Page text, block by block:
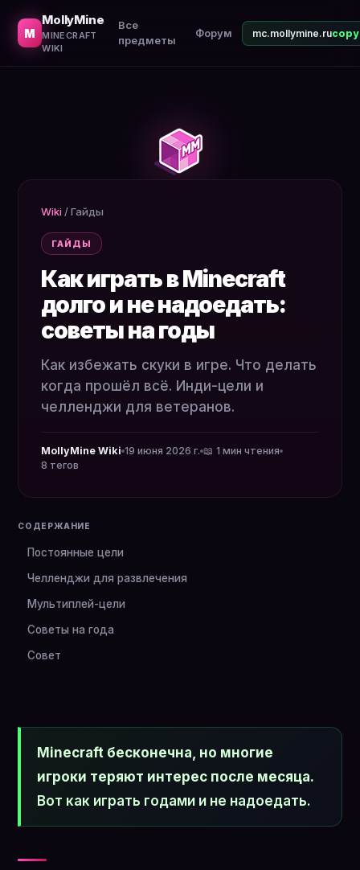
M
MollyMine
MINECRAFT
WIKI
Все
предметы
Форум mc.mollymine.ru
Wiki /Гайды
ГАЙДЫ
Как играть в Minecraft
долго и не надоедать:
советы на годы
Как избежать скуки в игре. Что делать
когда прошёл всё. Инди-цели и
челленджи для ветеранов.
MollyMine Wiki 19 июня 2026 г. 📖 1 мин чтения
8 тегов
СОДЕРЖАНИЕ
Постоянные цели
Челленджи для развлечения
Мультиплей-цели
Советы на года
Совет
Minecraft бесконечна, но многие
игроки теряют интерес после месяца.
Вот как играть годами и не надоедать.